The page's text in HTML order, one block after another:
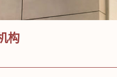
构